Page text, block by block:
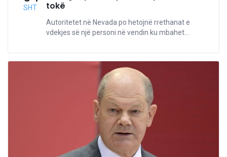
SHT
tokë
Autoritetet në Nevada po hetojnë rrethanat e
vdekjes së një personi në vendin ku mbahet...